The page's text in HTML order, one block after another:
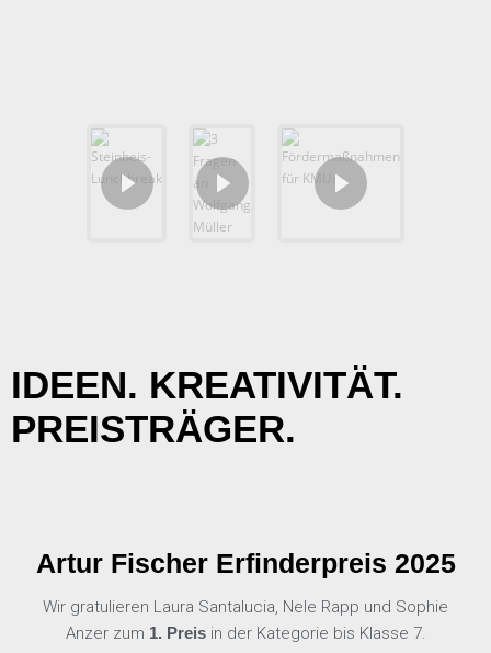
IDEEN. KREATIVITÄT.
PREISTRÄGER.
Artur Fischer Erfinderpreis 2025
Wir gratulieren Laura Santalucia, Nele Rapp und Sophie
Anzer zum 1. Preisin der Kategorie bis Klasse 7.